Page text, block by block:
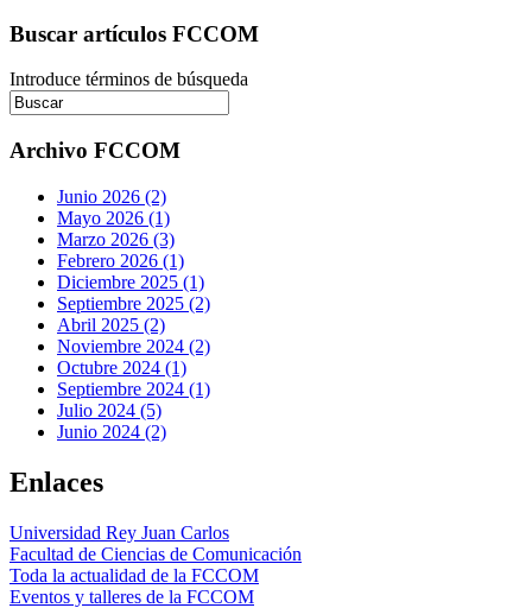
Buscar artículos FCCOM
Introduce términos de búsqueda
Archivo FCCOM
Junio 2026 (2)
Mayo 2026 (1)
Marzo 2026 (3)
Febrero 2026 (1)
Diciembre 2025 (1)
Septiembre 2025 (2)
Abril 2025 (2)
Noviembre 2024 (2)
Octubre 2024 (1)
Septiembre 2024 (1)
Julio 2024 (5)
Junio 2024 (2)
Enlaces
Universidad Rey Juan Carlos
Facultad de Ciencias de Comunicación
Toda la actualidad de la FCCOM
Eventos y talleres de la FCCOM